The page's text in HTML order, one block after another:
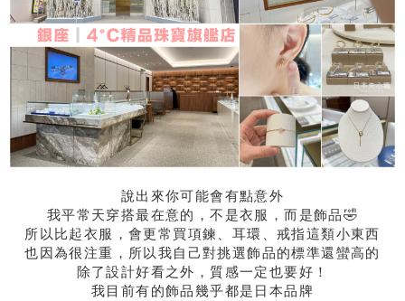
說出來你可能會有點意外
我平常天穿搭最在意的，不是衣服，而是飾品🤣
所以比起衣服，會更常買項鍊、耳環、戒指這類小東西
也因為很注重，所以我自己對挑選飾品的標準還蠻高的
除了設計好看之外，質感一定也要好！
我目前有的飾品幾乎都是日本品牌